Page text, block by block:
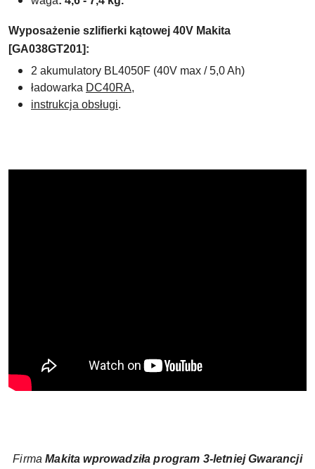
Wyposażenie szlifierki kątowej 40V Makita
[GA038GT201]:
2 akumulatory BL4050F (40V max / 5,0 Ah)
ładowarka DC40RA,
instrukcja obsługi.
Firma Makita wprowadziła program 3-letniej Gwarancji